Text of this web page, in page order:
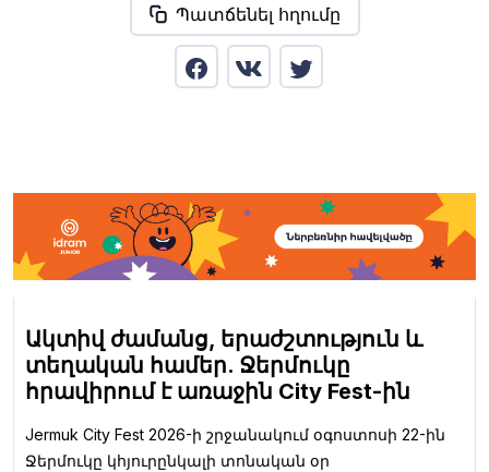
Պատճենել հղումը
Ակտիվ ժամանց, երաժշտություն և
տեղական համեր. Ջերմուկը
հրավիրում է առաջին City Fest-ին
Jermuk City Fest 2026-ի շրջանակում օգոստոսի 22-ին
Ջերմուկը կհյուրընկալի տոնական օր